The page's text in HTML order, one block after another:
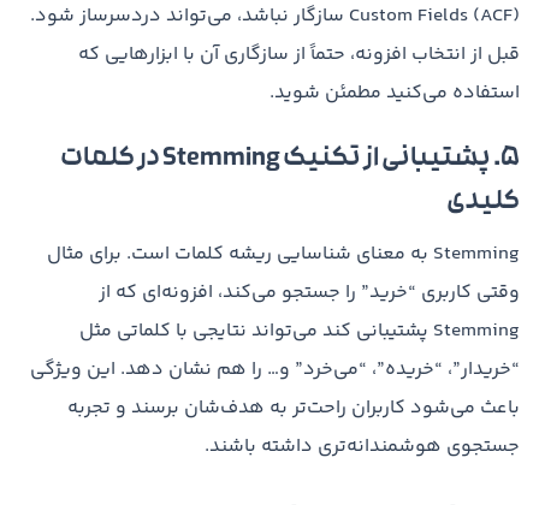
Custom Fields (ACF) سازگار نباشد، می‌تواند دردسرساز شود.
قبل از انتخاب افزونه، حتماً از سازگاری آن با ابزارهایی که
استفاده می‌کنید مطمئن شوید.
۵. پشتیبانی از تکنیک Stemming در کلمات
کلیدی
Stemming به معنای شناسایی ریشه‌ کلمات است. برای مثال
وقتی کاربری “خرید” را جستجو می‌کند، افزونه‌ای که از
Stemming پشتیبانی کند می‌تواند نتایجی با کلماتی مثل
“خریدار”، “خریده”، “می‌خرد” و… را هم نشان دهد. این ویژگی
باعث می‌شود کاربران راحت‌تر به هدف‌شان برسند و تجربه
جستجوی هوشمندانه‌تری داشته باشند.